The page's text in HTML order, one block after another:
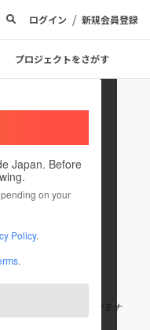
ログイン / 新規会員登録
プロジェクトをさがす
Japan. Before
on your
Policy.
.
います
ンFlaiterのレンタルセミナ